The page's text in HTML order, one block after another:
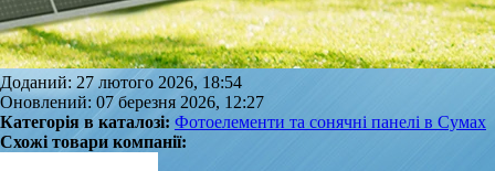
Доданий: 27 лютого 2026, 18:54
Оновлений: 07 березня 2026, 12:27
Категорія в каталозі: Фотоелементи та сонячні панелі в Сумах
Схожі товари компанії: